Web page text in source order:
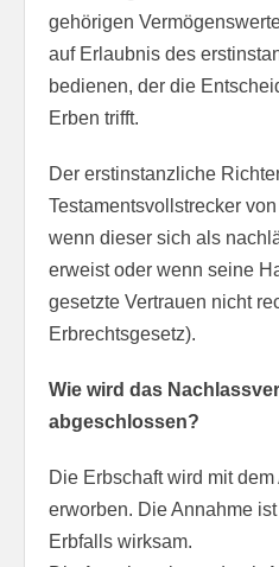
gehörigen
auf Erlaubnis des
bedienen, der die
Erben trifft.
Der erstinstanzliche
Testamentsvollstrecker
wenn dieser sich als
erweist oder wenn seine
gesetzte Vertrauen nicht
Erbrechtsgesetz).
Wie wird das
abgeschlossen?
Die Erbschaft wird mit
erworben. Die Annahme
Erbfalls wirksam.